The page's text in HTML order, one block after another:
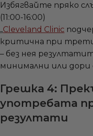
Избягвайте пряко
(11:00-16:00)
„Cleveland Clinic
критична при
– без нея
минимални или дори
Грешка 4:
употребата
резултати